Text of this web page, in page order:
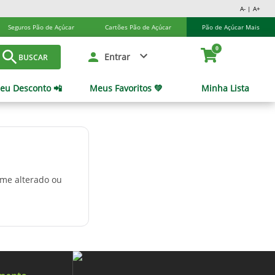
A- | A+
Seguros Pão de Açúcar Cartões Pão de Açúcar Pão de Açúcar Mais
BUSCAR Entrar
0
Desconto 📲 Meus Favoritos 💚 Minha Lista
alterado ou